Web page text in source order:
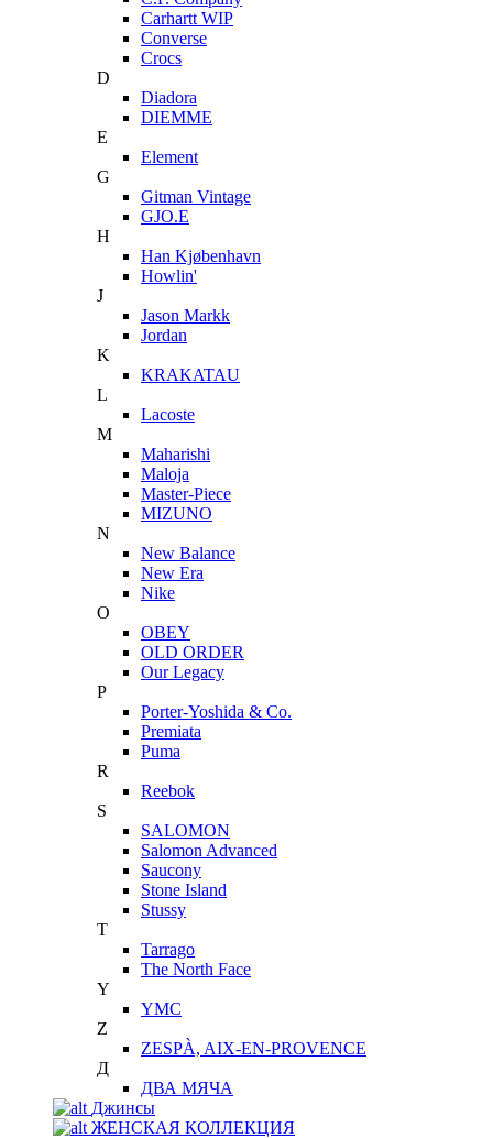
Carhartt WIP
Converse
Crocs
D
Diadora
DIEMME
E
Element
G
Gitman Vintage
GJO.E
H
Han Kjøbenhavn
Howlin'
J
Jason Markk
Jordan
K
KRAKATAU
L
Lacoste
M
Maharishi
Maloja
Master-Piece
MIZUNO
N
New Balance
New Era
Nike
O
OBEY
OLD ORDER
Our Legacy
P
Porter-Yoshida & Co.
Premiata
Puma
R
Reebok
S
SALOMON
Salomon Advanced
Saucony
Stone Island
Stussy
T
Tarrago
The North Face
Y
YMC
Z
ZESPÀ, AIX-EN-PROVENCE
Д
ДВА МЯЧА
Джинсы
ЖЕНСКАЯ КОЛЛЕКЦИЯ